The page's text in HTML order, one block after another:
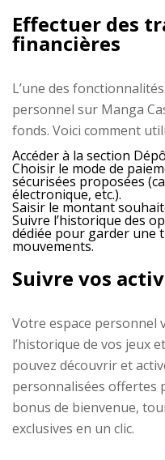
Effectuer des
financières
L’une des
personnel sur Manga
fonds. Voici comment
Accéder à la section
Choisir le mode de
sécurisées proposées
électronique, etc.).
Saisir le montant
Suivre l’historique des
dédiée pour garder une
mouvements.
Suivre vos
Votre espace personnel
l’historique de vos jeux
pouvez découvrir et
personnalisées offertes
bonus de bienvenue,
exclusives en un clic.